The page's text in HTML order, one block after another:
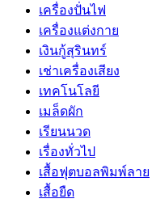
เครื่องปั่นไฟ
เครื่องแต่งกาย
เงินกู้สุรินทร์
เช่าเครื่องเสียง
เทคโนโลยี
เมล็ดผัก
เรียนนวด
เรื่องทั่วไป
เสื้อฟุตบอลพิมพ์ลาย
เสื้อยืด